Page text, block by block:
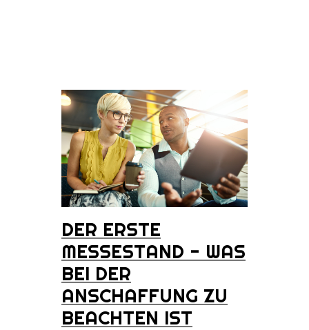
DER ERSTE
MESSESTAND - WAS
BEI DER
ANSCHAFFUNG ZU
BEACHTEN IST